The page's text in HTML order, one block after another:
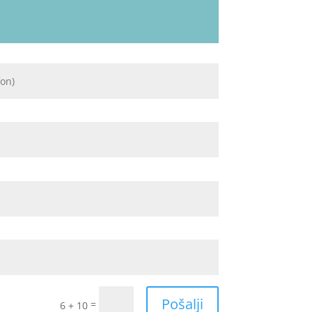
6 + 10= Pošalji